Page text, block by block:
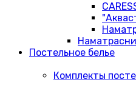
Постельное белье
Комплекты